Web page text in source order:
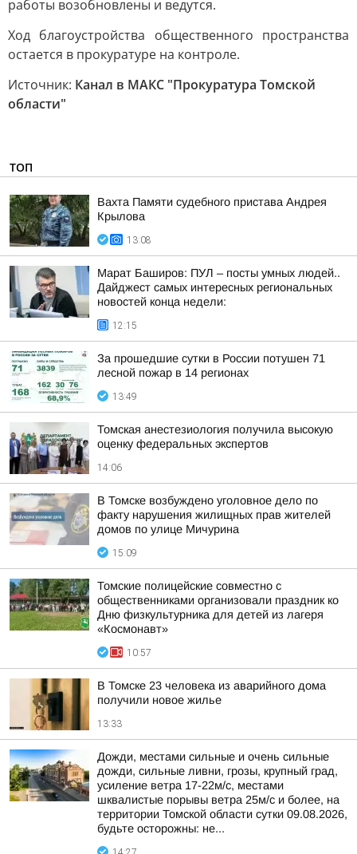
работы возобновлены и ведутся.
Ход благоустройства общественного пространства
остается в прокуратуре на контроле.
Источник: Канал в МАКС "Прокуратура Томской
области"
ТОП
Вахта Памяти судебного пристава Андрея
Крылова
13:08
Марат Баширов: ПУЛ – посты умных людей..
Дайджест самых интересных региональных
новостей конца недели:
12:15
За прошедшие сутки в России потушен 71
лесной пожар в 14 регионах
13:49
Томская анестезиология получила высокую
оценку федеральных экспертов
14:06
В Томске возбуждено уголовное дело по
факту нарушения жилищных прав жителей
домов по улице Мичурина
15:09
Томские полицейские совместно с
общественниками организовали праздник ко
Дню физкультурника для детей из лагеря
«Космонавт»
10:57
В Томске 23 человека из аварийного дома
получили новое жилье
13:33
Дожди, местами сильные и очень сильные
дожди, сильные ливни, грозы, крупный град,
усиление ветра 17-22м/с, местами
шквалистые порывы ветра 25м/с и более, на
территории Томской области сутки 09.08.2026,
будьте осторожны: не...